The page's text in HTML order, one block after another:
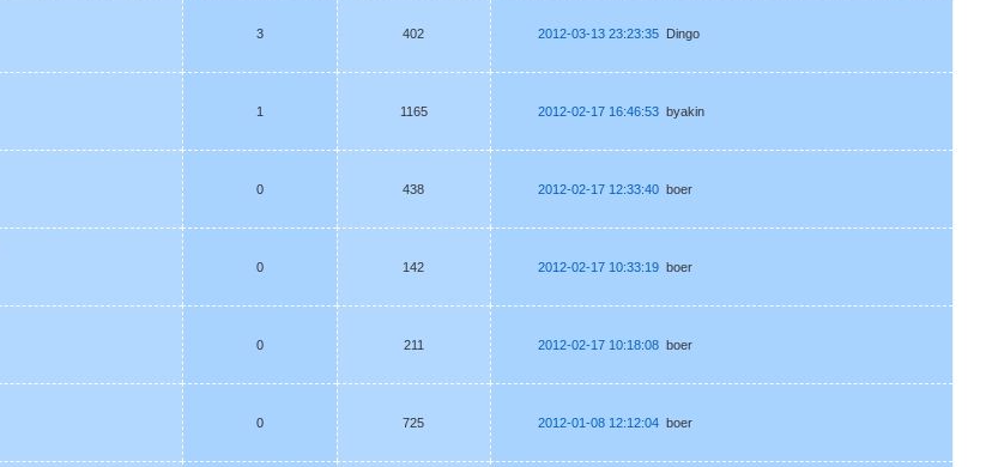
3
402 2012-03-13 23:23:35 Dingo
1
1165 2012-02-17 16:46:53 byakin
0
438 2012-02-17 12:33:40 boer
0
142 2012-02-17 10:33:19 boer
0
211 2012-02-17 10:18:08 boer
0
725 2012-01-08 12:12:04 boer